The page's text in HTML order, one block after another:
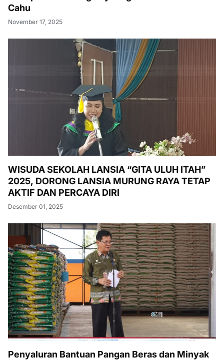
Cahu
November 17, 2025
WISUDA SEKOLAH LANSIA “GITA ULUH ITAH”
2025, DORONG LANSIA MURUNG RAYA TETAP
AKTIF DAN PERCAYA DIRI
Desember 01, 2025
Penyaluran Bantuan Pangan Beras dan Minyak